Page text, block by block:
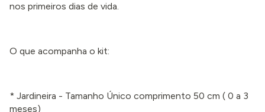
nos primeiros dias de vida.
O que acompanha o kit:
* Jardineira - Tamanho Único comprimento 50 cm ( 0 a 3
meses)